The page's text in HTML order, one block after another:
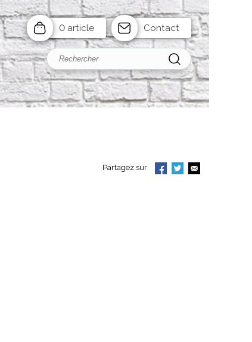
0 article Contact
Partagez sur